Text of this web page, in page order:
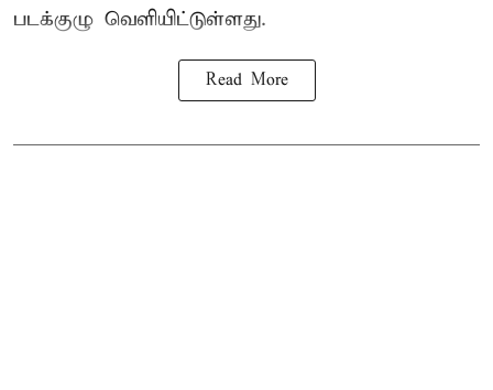
படக்குழு வெளியிட்டுள்ளது.
Read More